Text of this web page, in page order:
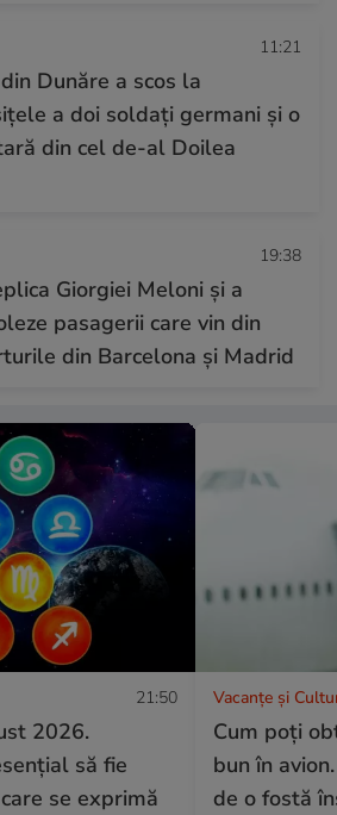
11:21
Dunăre a scos la
a doi soldați germani și o
din cel de-al Doilea
19:38
Giorgiei Meloni și a
pasagerii care vin din
din Barcelona și Madrid
21:50
2026.
să fie
se exprimă
Vacanțe și
Cum poți
bun în
de o fostă